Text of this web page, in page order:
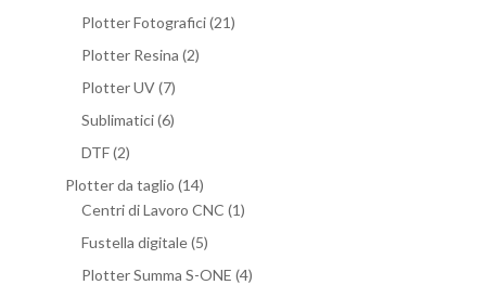
Plotter Fotografici(21)
Plotter Resina (2)
Plotter UV(7)
Sublimatici(6)
DTF(2)
Plotter da taglio (14)
Centri di Lavoro CNC (1)
Fustella digitale(5)
Plotter Summa S-ONE (4)